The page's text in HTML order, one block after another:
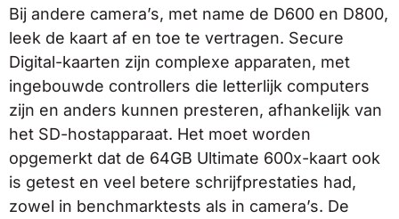
Bij andere camera’s, met name de D600 en D800,
leek de kaart af en toe te vertragen. Secure
Digital-kaarten zijn complexe apparaten, met
ingebouwde controllers die letterlijk computers
zijn en anders kunnen presteren, afhankelijk van
het SD-hostapparaat. Het moet worden
opgemerkt dat de 64GB Ultimate 600x-kaart ook
is getest en veel betere schrijfprestaties had,
zowel in benchmarktests als in camera’s. De